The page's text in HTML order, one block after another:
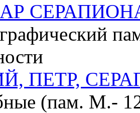
ПЕТР,
(пам. М.-